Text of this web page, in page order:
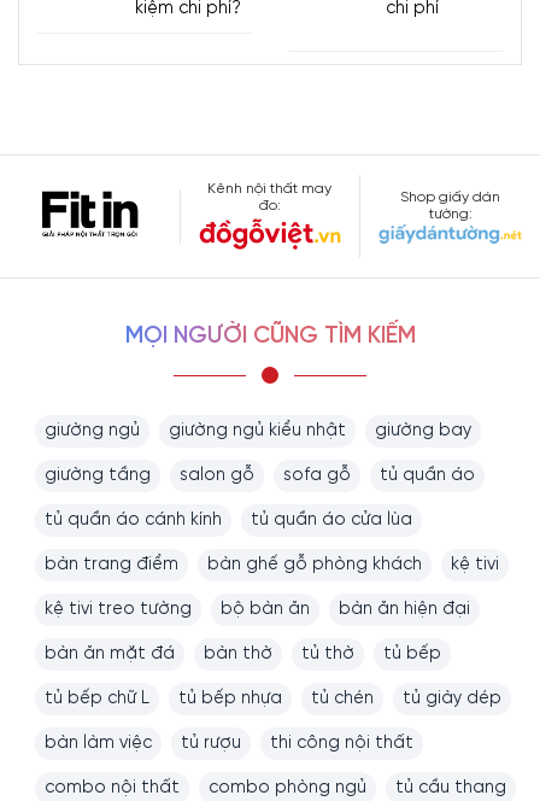
kiệm chi phí? chi phí
Kênh nội thất may
đo:
Shop giấy dán
tường:
MỌI NGƯỜI CŨNG TÌM KIẾM
giường ngủ giường ngủ kiểu nhật giường bay
giường tầng salon gỗ sofa gỗ tủ quần áo
tủ quần áo cánh kính tủ quần áo cửa lùa
bàn trang điểm bàn ghế gỗ phòng khách kệ tivi
kệ tivi treo tường bộ bàn ăn bàn ăn hiện đại
bàn ăn mặt đá bàn thờ tủ thờ tủ bếp
tủ bếp chữ L tủ bếp nhựa tủ chén tủ giày dép
bàn làm việc tủ rượu thi công nội thất
combo nội thất combo phòng ngủ tủ cầu thang